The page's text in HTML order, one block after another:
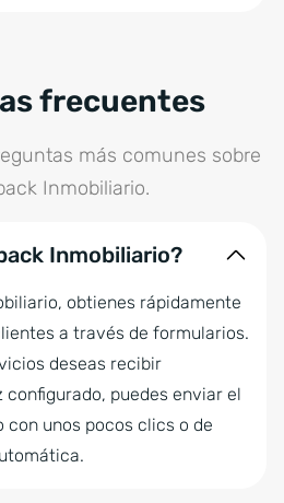
frecuentes
más comunes sobre
Inmobiliario.
Inmobiliario?
obtienes rápidamente
a través de formularios.
deseas recibir
puedes enviar el
con unos pocos clics o de